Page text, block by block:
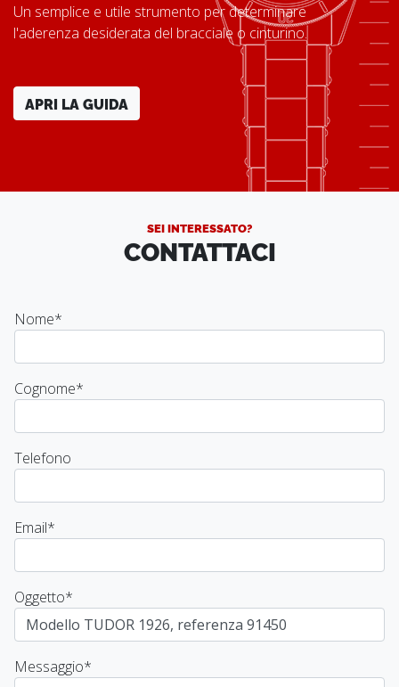
Un semplice e utile strumento per determinare
l'aderenza desiderata del bracciale o cinturino.
APRI LA GUIDA
SEI INTERESSATO?
CONTATTACI
Nome*
Cognome*
Telefono
Email*
Oggetto*
Messaggio*